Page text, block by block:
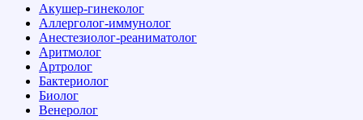
Акушер-гинеколог
Аллерголог-иммунолог
Анестезиолог-реаниматолог
Аритмолог
Артролог
Бактериолог
Биолог
Венеролог